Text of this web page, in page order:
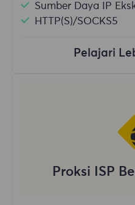
Sumber Daya IP
HTTP(S)/SOCKS5
Pelajari
Proksi ISP